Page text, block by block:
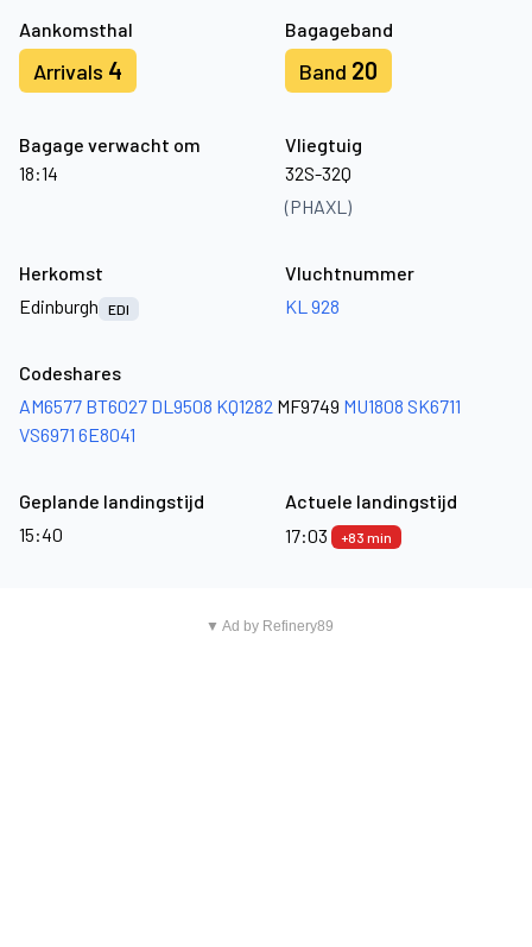
Aankomsthal
Arrivals 4
Bagageband
Band 20
Bagage verwacht om
18:14
Vliegtuig
32S-32Q
(PHAXL)
Herkomst
Edinburgh
EDI
Vluchtnummer
KL 928
Codeshares
AM6577 BT6027 DL9508 KQ1282 MF9749 MU1808 SK6711
VS6971 6E8041
Geplande landingstijd
15:40
Actuele landingstijd
17:03
+83 min
▼ Ad by Refinery89